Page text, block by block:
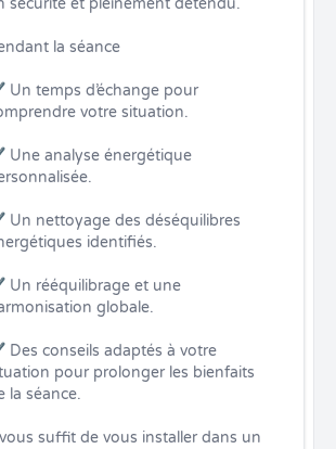
sécurité et pleinement détendu.
la séance
temps d’échange pour
votre situation.
analyse énergétique
nettoyage des déséquilibres
identifiés.
rééquilibrage et une
globale.
conseils adaptés à votre
pour prolonger les bienfaits
la séance.
vous suffit de vous installer dans un